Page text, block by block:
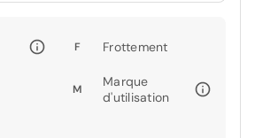
F Frottement
M
Marque
d'utilisation